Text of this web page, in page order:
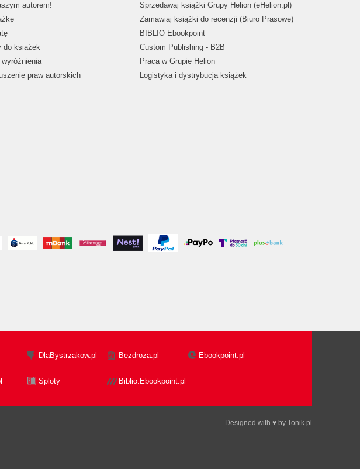
autorem!
do książek
wyróżnienia
praw autorskich
Sprzedawaj książki Grupy Helion (eHelion.pl)
Zamawiaj książki do recenzji (Biuro Prasowe)
BIBLIO Ebookpoint
Custom Publishing - B2B
Praca w Grupie Helion
Logistyka i dystrybucja książek
DlaBystrzakow.pl Bezdroza.pl Ebookpoint.pl
Sploty Biblio.Ebookpoint.pl
Designed with ♥ by Tonik.pl